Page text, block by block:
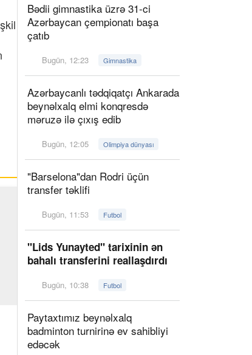
Bədii gimnastika üzrə 31-ci
Azərbaycan çempionatı başa
çatıb
Bugün, 12:23 Gimnastika
Azərbaycanlı tədqiqatçı Ankarada
beynəlxalq elmi konqresdə
məruzə ilə çıxış edib
Bugün, 12:05 Olimpiya dünyası
"Barselona"dan Rodri üçün
transfer təklifi
Bugün, 11:53 Futbol
"Lids Yunayted" tarixinin ən
bahalı transferini reallaşdırdı
Bugün, 10:38 Futbol
Paytaxtımız beynəlxalq
badminton turnirinə ev sahibliyi
edəcək